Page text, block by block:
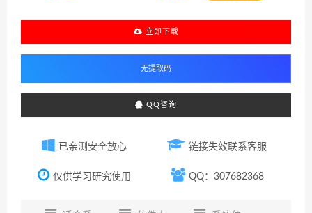
立即下载
QQ咨询
已亲测安全放心
仅供学习研究使用
链接失效联系客服
QQ：307682368